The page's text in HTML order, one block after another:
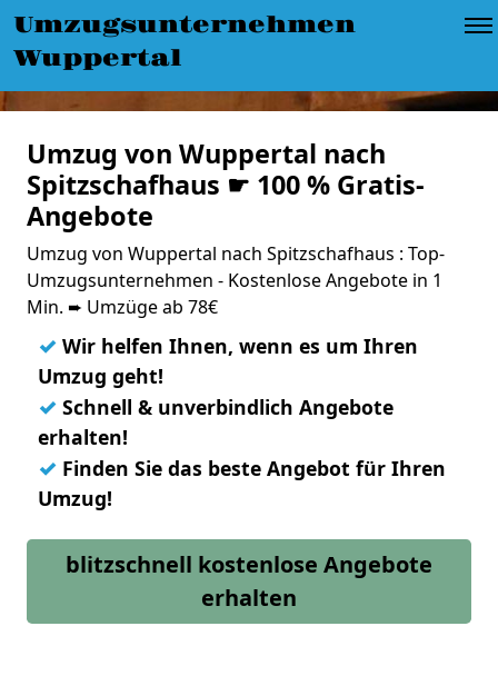
Umzugsunternehmen
Wuppertal
Umzug von Wuppertal nach
Spitzschafhaus ☛ 100 % Gratis-
Angebote
Umzug von Wuppertal nach Spitzschafhaus : Top-
Umzugsunternehmen - Kostenlose Angebote in 1
Min. ➨ Umzüge ab 78€
✓ Wir helfen Ihnen, wenn es um Ihren
Umzug geht!
✓ Schnell & unverbindlich Angebote
erhalten!
✓ Finden Sie das beste Angebot für Ihren
Umzug!
blitzschnell kostenlose Angebote
erhalten